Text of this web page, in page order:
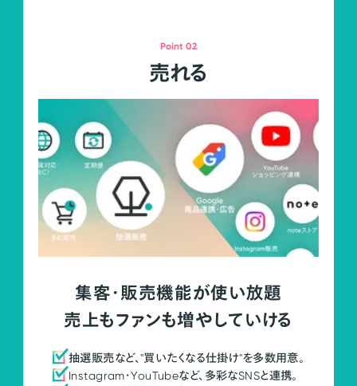
Point 02
売れる
集客・販売機能が使い放題
売上もファンも増やしていける
抽選販売など、"買いたくなる仕掛け"を多数用意。
Instagram・YouTubeなど、多彩なSNSと連携。